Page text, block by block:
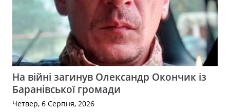
На війні загинув Олександр Окончик із
Баранівської громади
Четвер, 6 Серпня, 2026